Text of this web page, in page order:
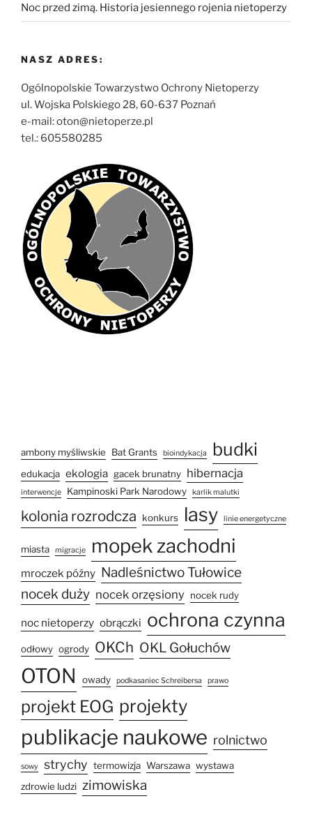
Noc przed zimą. Historia jesiennego rojenia nietoperzy
NASZ ADRES:
Ogólnopolskie Towarzystwo Ochrony Nietoperzy
ul. Wojska Polskiego 28, 60-637 Poznań
e-mail: oton@nietoperze.pl
tel.: 605580285
ambony myśliwskie Bat Grants bioindykacja budki
edukacja ekologia gacek brunatny hibernacja
interwencje Kampinoski Park Narodowy karlik malutki
kolonia rozrodcza konkurs lasy linie energetyczne
miasta migracje mopek zachodni
mroczek późny Nadleśnictwo Tułowice
nocek duży nocek orzęsiony nocek rudy
noc nietoperzy obrączki ochrona czynna
odłowy ogrody OKCh OKL Gołuchów
OTON owady podkasaniec Schreibersa prawo
projekt EOG projekty
publikacje naukowe rolnictwo
sowy strychy termowizja Warszawa wystawa
zdrowie ludzi zimowiska